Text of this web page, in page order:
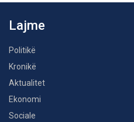
Lajme
Politikë
Kronikë
Aktualitet
Ekonomi
Sociale